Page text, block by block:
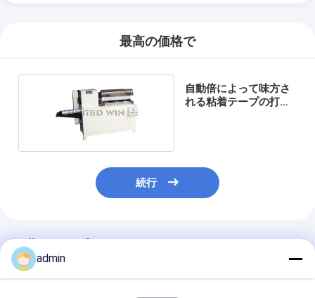
最高の価格で
自動倍によって味方さ
れる粘着テープの打抜
続行
推薦されたプロダクト
admin